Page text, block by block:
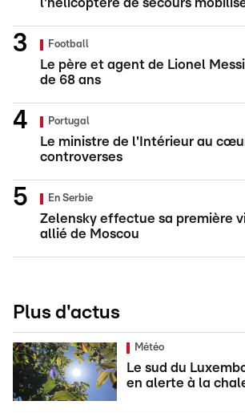
l'hélicoptère de secours
Football
Le père et agent de Lionel
de 68 ans
Portugal
Le ministre de l'Intérieur au
controverses
En Serbie
Zelensky effectue sa première
allié de Moscou
Plus d'actus
Météo
Le sud du
en alerte à la